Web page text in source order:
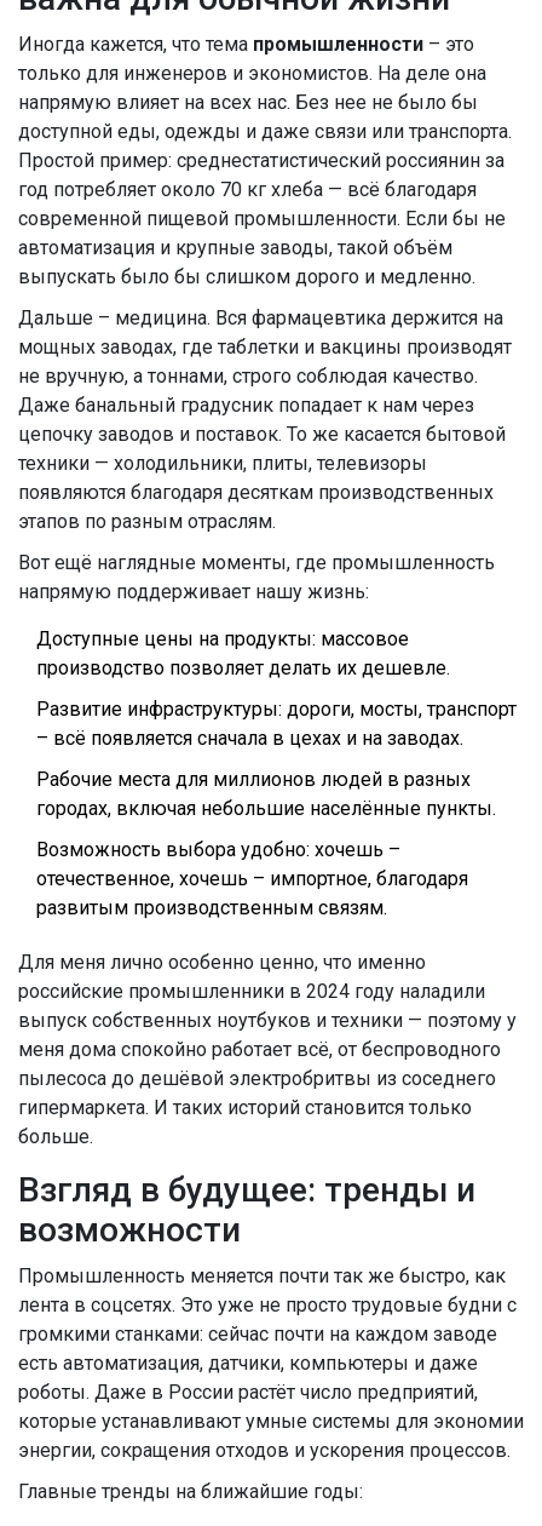
Иногда кажется, что тема промышленности – это
только для инженеров и экономистов. На деле она
напрямую влияет на всех нас. Без нее не было бы
доступной еды, одежды и даже связи или транспорта.
Простой пример: среднестатистический россиянин за
год потребляет около 70 кг хлеба — всё благодаря
современной пищевой промышленности. Если бы не
автоматизация и крупные заводы, такой объём
выпускать было бы слишком дорого и медленно.
Дальше – медицина. Вся фармацевтика держится на
мощных заводах, где таблетки и вакцины производят
не вручную, а тоннами, строго соблюдая качество.
Даже банальный градусник попадает к нам через
цепочку заводов и поставок. То же касается бытовой
техники — холодильники, плиты, телевизоры
появляются благодаря десяткам производственных
этапов по разным отраслям.
Вот ещё наглядные моменты, где промышленность
напрямую поддерживает нашу жизнь:
Доступные цены на продукты: массовое
производство позволяет делать их дешевле.
Развитие инфраструктуры: дороги, мосты, транспорт
– всё появляется сначала в цехах и на заводах.
Рабочие места для миллионов людей в разных
городах, включая небольшие населённые пункты.
Возможность выбора удобно: хочешь –
отечественное, хочешь – импортное, благодаря
развитым производственным связям.
Для меня лично особенно ценно, что именно
российские промышленники в 2024 году наладили
выпуск собственных ноутбуков и техники — поэтому у
меня дома спокойно работает всё, от беспроводного
пылесоса до дешёвой электробритвы из соседнего
гипермаркета. И таких историй становится только
больше.
Взгляд в будущее: тренды и
возможности
Промышленность меняется почти так же быстро, как
лента в соцсетях. Это уже не просто трудовые будни с
громкими станками: сейчас почти на каждом заводе
есть автоматизация, датчики, компьютеры и даже
роботы. Даже в России растёт число предприятий,
которые устанавливают умные системы для экономии
энергии, сокращения отходов и ускорения процессов.
Главные тренды на ближайшие годы: